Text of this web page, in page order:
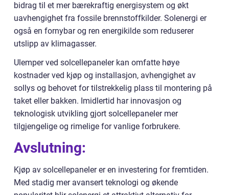
bidrag til et mer bærekraftig energisystem og økt
uavhengighet fra fossile brennstoffkilder. Solenergi er
også en fornybar og ren energikilde som reduserer
utslipp av klimagasser.
Ulemper ved solcellepaneler kan omfatte høye
kostnader ved kjøp og installasjon, avhengighet av
sollys og behovet for tilstrekkelig plass til montering på
taket eller bakken. Imidlertid har innovasjon og
teknologisk utvikling gjort solcellepaneler mer
tilgjengelige og rimelige for vanlige forbrukere.
Avslutning:
Kjøp av solcellepaneler er en investering for fremtiden.
Med stadig mer avansert teknologi og økende